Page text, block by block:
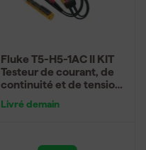
Fluke T5-H5-1AC II KIT
Testeur de courant, de
continuité et de tension
électrique VoltAlert
Livré demain